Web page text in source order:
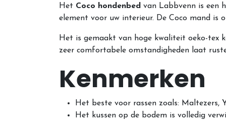
Het Coco hondenbed van Labbvenn is een
element voor uw interieur. De Coco mand is
Het is gemaakt van hoge kwaliteit oeko-tex
zeer comfortabele omstandigheden laat
Kenmerken
Het beste voor rassen zoals: Maltezers,
Het kussen op de bodem is volledig